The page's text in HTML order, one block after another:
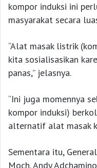
kompor induksi ini
masyarakat secara
“Alat masak listrik
kita sosialisasikan
panas,” jelasnya.
“Ini juga momennya
kompor induksi)
alternatif alat masak
Sementara itu,
Moch. Andy